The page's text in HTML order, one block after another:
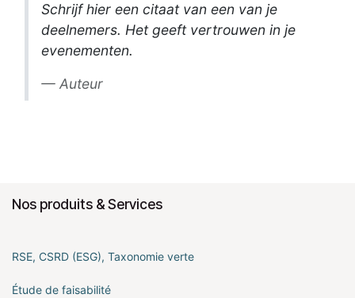
Schrijf hier een citaat van een van je
deelnemers. Het geeft vertrouwen in je
evenementen.
Auteur
Nos produits & Services
RSE, CSRD (ESG), Taxonomie verte
Étude de faisabilité